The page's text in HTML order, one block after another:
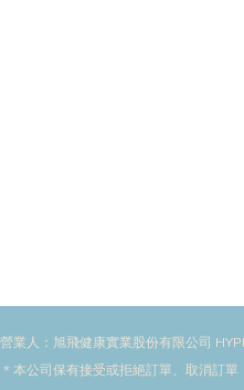
營業人：旭飛健康實業股份有限公司
＊本公司保有接受或拒絕訂單、取消訂單